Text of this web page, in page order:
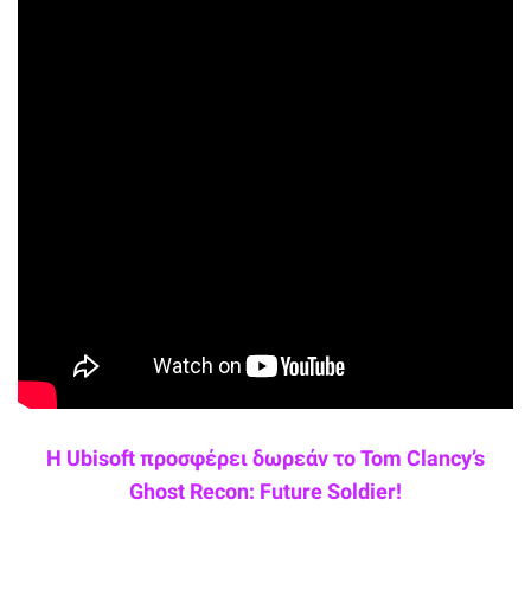
Η Ubisoft προσφέρει δωρεάν το Tom Clancy’s
Ghost Recon: Future Soldier!